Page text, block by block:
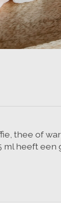
thee of
ml heeft